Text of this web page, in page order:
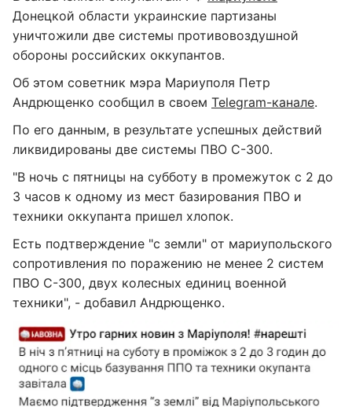
Донецкой области украинские партизаны
уничтожили две системы противовоздушной
обороны российских оккупантов.
Об этом советник мэра Мариуполя Петр
Андрющенко сообщил в своем Telegram-канале.
По его данным, в результате успешных действий
ликвидированы две системы ПВО С-300.
"В ночь с пятницы на субботу в промежуток с 2 до
3 часов к одному из мест базирования ПВО и
техники оккупанта пришел хлопок.
Есть подтверждение "с земли" от мариупольского
сопротивления по поражению не менее 2 систем
ПВО С-300, двух колесных единиц военной
техники", - добавил Андрющенко.